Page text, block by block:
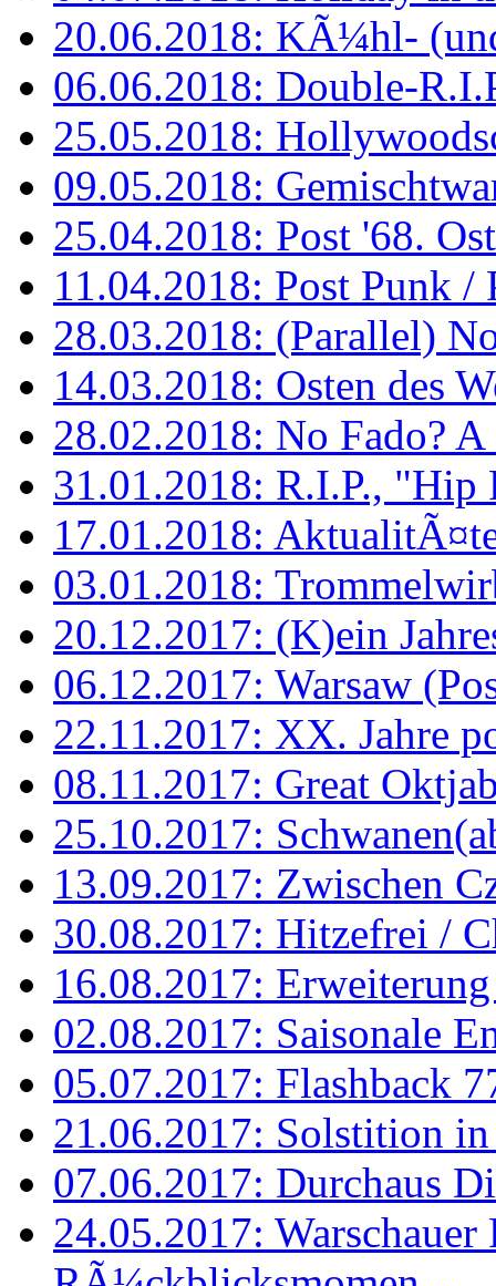
20.06.2018: KÃ¼hl-
06.06.2018: Double-
25.05.2018:
09.05.2018:
25.04.2018: Post '68.
11.04.2018: Post Punk /
28.03.2018: (Parallel)
14.03.2018: Osten des
28.02.2018: No Fado?
31.01.2018: R.I.P.,
17.01.2018:
03.01.2018:
20.12.2017: (K)ein
06.12.2017: Warsaw
22.11.2017: XX. Jahre
08.11.2017: Great
25.10.2017:
13.09.2017: Zwischen
30.08.2017: Hitzefrei /
16.08.2017:
02.08.2017: Saisonale
05.07.2017: Flashback
21.06.2017: Solstition in
07.06.2017: Durchaus
24.05.2017: Warschauer